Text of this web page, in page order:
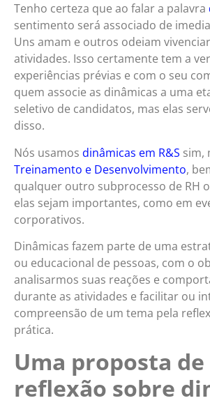
Tenho certeza que ao falar a palavra
sentimento será associado de
Uns amam e outros odeiam
atividades. Isso certamente tem a
experiências prévias e com o seu
quem associe as dinâmicas a uma
seletivo de candidatos, mas elas
disso.
Nós usamos dinâmicas em R&S sim,
Treinamento e Desenvolvimento,
qualquer outro subprocesso de RH
elas sejam importantes, como em
corporativos.
Dinâmicas fazem parte de uma
ou educacional de pessoas, com o
analisarmos suas reações e
durante as atividades e facilitar ou
compreensão de um tema pela
prática.
Uma proposta de
reflexão sobre